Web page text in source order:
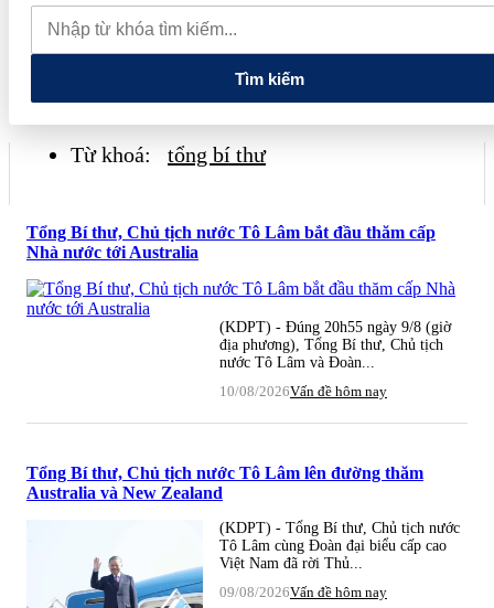
Tìm kiếm
Từ khoá: tổng bí thư
Tổng Bí thư, Chủ tịch nước Tô Lâm bắt đầu thăm cấp
Nhà nước tới Australia
(KDPT) - Đúng 20h55 ngày 9/8 (giờ
địa phương), Tổng Bí thư, Chủ tịch
nước Tô Lâm và Đoàn...
10/08/2026Vấn đề hôm nay
Tổng Bí thư, Chủ tịch nước Tô Lâm lên đường thăm
Australia và New Zealand
(KDPT) - Tổng Bí thư, Chủ tịch nước
Tô Lâm cùng Đoàn đại biểu cấp cao
Việt Nam đã rời Thủ...
09/08/2026Vấn đề hôm nay